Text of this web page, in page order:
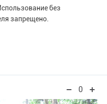
без
запрещено.
0